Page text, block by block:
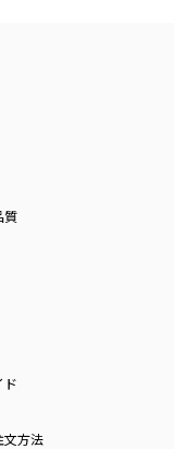
質
ド
文方法